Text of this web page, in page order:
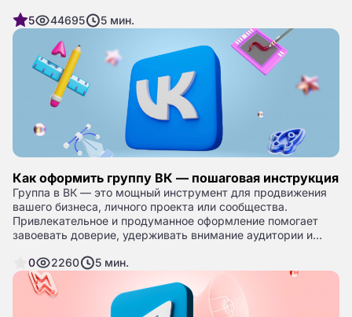
5
44695 5 мин.
Как оформить группу ВК — пошаговая инструкция
Группа в ВК — это мощный инструмент для продвижения
вашего бизнеса, личного проекта или сообщества.
Привлекательное и продуманное оформление помогает
завоевать доверие, удерживать внимание аудитории и
0
2260 5 мин.